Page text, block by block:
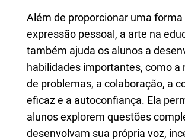
Além de proporcionar uma forma
expressão pessoal, a arte na
também ajuda os alunos a
habilidades importantes, como a
de problemas, a colaboração, a
eficaz e a autoconfiança. Ela
alunos explorem questões
desenvolvam sua própria voz,